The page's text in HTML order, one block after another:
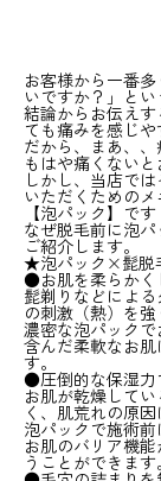
お客様から一番
いですか？」とい
結論からお伝え
ても痛みを感じや
だから、まあ、
もはや痛くないと
しかし、当店で
いただくための
【泡パック】で
なぜ脱毛前に泡
ご紹介します。
★泡パック×髭脱
●お肌を柔らかく
髭剃りなどによ
の刺激（熱）を強
濃密な泡パック
含んだ柔軟なお
す。
●圧倒的な保湿力
お肌が乾燥して
く、肌荒れの原因
泡パックで施術前
お肌のバリア機
うことができます。